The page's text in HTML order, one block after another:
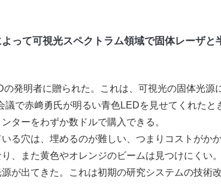
って可視光スペクトラム領域で固体レーザと
発明者に贈られた。これは、可視光の固体光源
で赤﨑勇氏が明るい青色LEDを見せてくれたと
ターをわずか数ドルで購入できる。
る穴は、埋めるのが難しい、つまりコストがか
、また黄色やオレンジのビームは見つけにくい
が出てきた。これは初期の研究システムの技術